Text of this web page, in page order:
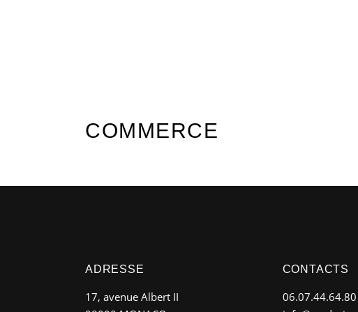
COMMERCE
ADRESSE
17, avenue Albert II
CONTACTS
06.07.44.64.80